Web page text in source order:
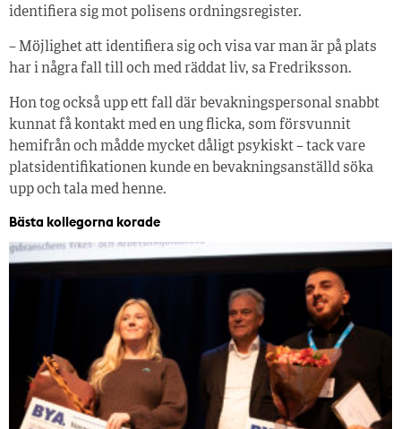
identifiera sig mot polisens ordningsregister.
– Möjlighet att identifiera sig och visa var man är på plats
har i några fall till och med räddat liv, sa Fredriksson.
Hon tog också upp ett fall där bevakningspersonal snabbt
kunnat få kontakt med en ung flicka, som försvunnit
hemifrån och mådde mycket dåligt psykiskt – tack vare
platsidentifikationen kunde en bevakningsanställd söka
upp och tala med henne.
Bästa kollegorna korade